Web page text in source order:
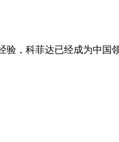
，科菲达已经成为中